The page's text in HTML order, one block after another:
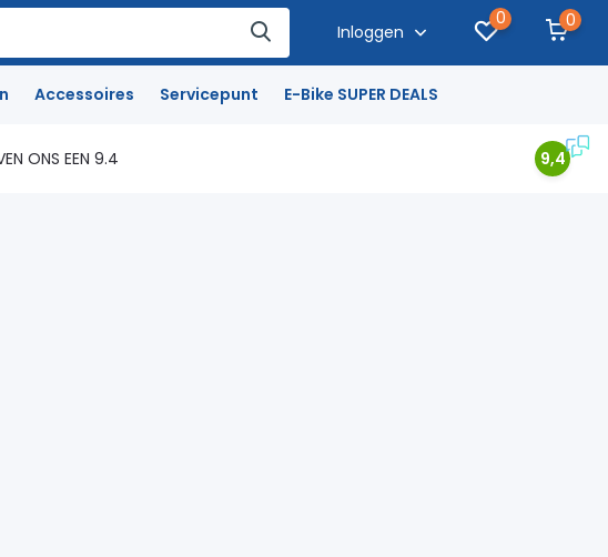
Inloggen
0 0
Accessoires Servicepunt E-Bike SUPER DEALS
ONS EEN 9.4 9,4